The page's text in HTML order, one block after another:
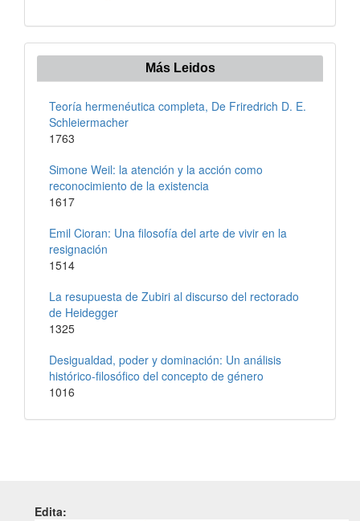
Más Leidos
Teoría hermenéutica completa, De Friredrich D. E.
Schleiermacher
1763
Simone Weil: la atención y la acción como
reconocimiento de la existencia
1617
Emil Cioran: Una filosofía del arte de vivir en la
resignación
1514
La resupuesta de Zubiri al discurso del rectorado
de Heidegger
1325
Desigualdad, poder y dominación: Un análisis
histórico-filosófico del concepto de género
1016
Edita: